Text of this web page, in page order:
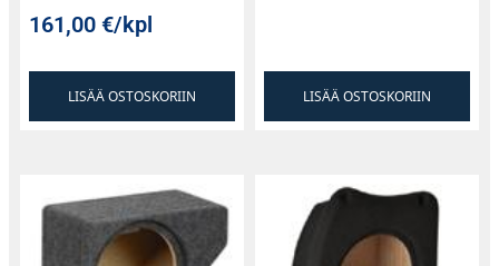
161,00€/kpl
LISÄÄ OSTOSKORIIN LISÄÄ OSTOSKORIIN